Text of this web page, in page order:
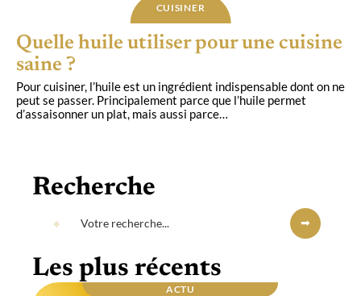
CUISINER
Quelle huile utiliser pour une cuisine
saine ?
Pour cuisiner, l’huile est un ingrédient indispensable dont on ne
peut se passer. Principalement parce que l’huile permet
d’assaisonner un plat, mais aussi parce…
Recherche
Les plus récents
ACTU